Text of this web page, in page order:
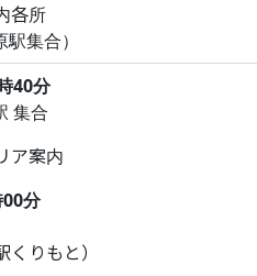
各所
駅集合）
40分
集合
ア案内
分
くりもと）